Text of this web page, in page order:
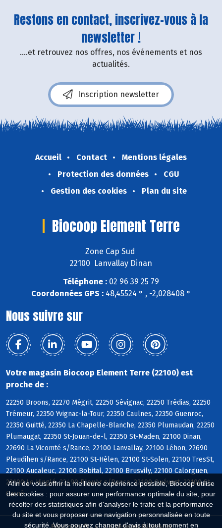
Afin de vous offrir la meilleure expérience possible, Biocoop utilise
des cookies : pour assurer une performance optimale du site, pour
récolter des statistiques afin d'analyser le trafic et la performance
du site et vous proposer une navigation personnalisée en toute
sécurité. Vous pouvez changer d'avis à tout moment en
Restons en contact, inscrivez-vous à la
newsletter !
....et retrouvez nos offres, nos événements et nos
actualités.
Inscription newsletter
Accueil Contact
Mentions légales
Protection des données
CGU
Gestion des cookies
Plan du site
Biocoop Element Terre
Zone Cap Sud
22100 Lanvallay Dinan
Téléphone : 02 96 39 25 79
Coordonnées GPS : 48,45524 ° , -2,028408 °
Nous suivre sur
Votre magasin Biocoop Element Terre (22100) est
proche de :
22250 Broons, 22270 Mégrit, 22250 Sévignac, 22250 Trédias, 22250
Trémeur, 22350 Yvignac-la-Tour, 22350 Caulnes, 22350 Guenroc,
22350 Guitté, 22350 La Chapelle-Blanche, 22350 Plumaudan, 22250
Plumaugat, 22350 St-Jouan-de-l, 22350 St-Maden, 22100 Dinan,
22690 La Vicomté s/Rance, 22100 Lanvallay, 22100 Léhon, 22690
Pleudihen s/Rance, 22100 St-Hélen, 22100 St-Solen, 22100 TresSt,
22100 Aucaleuc, 22100 Bobital, 22100 Brusvily, 22100 Calorguen,
22100 Le Hinglé, 22490 Plouër s/Rance, 22100 Quévert, 22100 St-
Carné